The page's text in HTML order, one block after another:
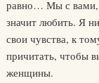
равно… Мы с вами,
значит любить. Я
свои чувства, к
причитать, чтобы
женщины.